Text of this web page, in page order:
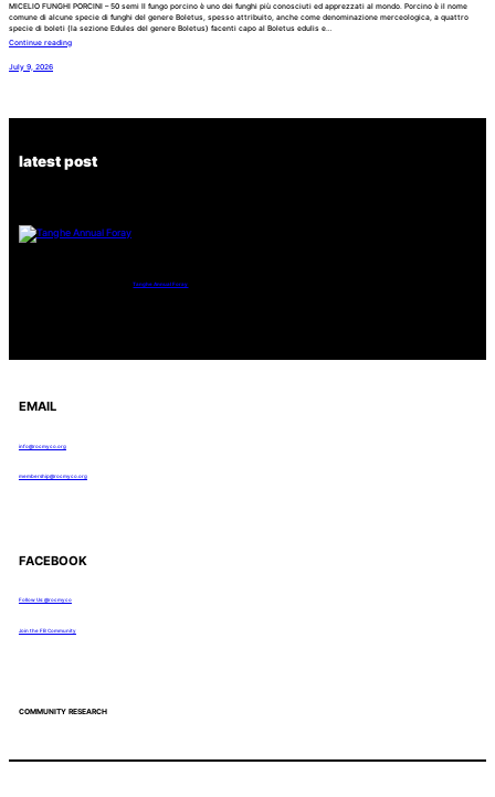
MICELIO FUNGHI PORCINI – 50 semi Il fungo porcino è uno dei funghi più conosciuti ed apprezzati al mondo. Porcino è il nome
comune di alcune specie di funghi del genere Boletus, spesso attribuito, anche come denominazione merceologica, a quattro
specie di boleti (la sezione Edules del genere Boletus) facenti capo al Boletus edulis e…
Continue reading
July 9, 2026
latest post
Tanghe Annual Foray
EMAIL
info@rocmyco.org
membership@rocmyco.org
FACEBOOK
Follow Us: @rocmyco
Join the FB Community
COMMUNITY RESEARCH